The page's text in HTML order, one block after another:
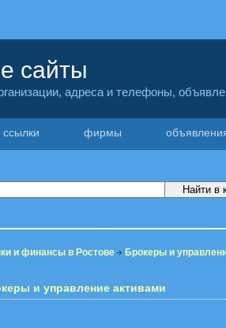
сайты
адреса и телефоны,
ссылки фирмы
и финансы в Ростове Брокеры и
и управление активами